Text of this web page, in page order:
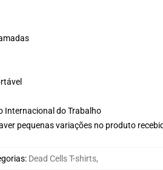
Internacional do Trabalho
pequenas variações no produto
: Dead Cells T-shirts,